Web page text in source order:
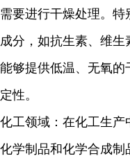
需要进行干燥处理。
成分，如抗生素、维
能够提供低温、无氧
定性。
化工领域：在化工生
化学制品和化学合成